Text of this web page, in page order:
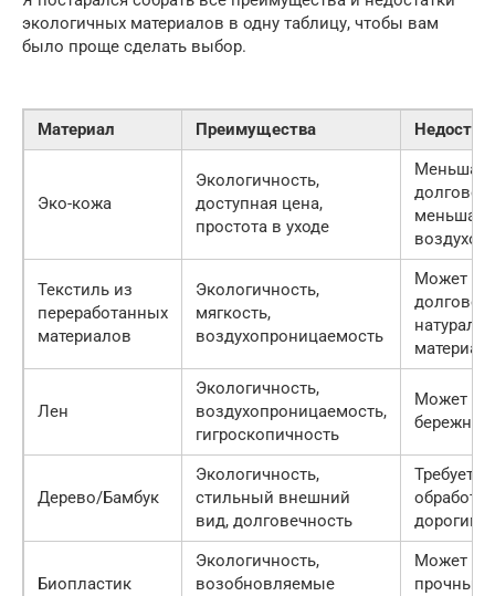
экологичных материалов в одну таблицу, чтобы вам
было проще сделать выбор.
Материал Преимущества
Эко-кожа
Экологичность,
доступная цена,
простота в уходе
Меньшая
меньшая
Текстиль из
переработанных
материалов
Экологичность,
мягкость,
воздухопроницаемость
Может
Лен
Экологичность,
воздухопроницаемость,
гигроскопичность
Может
Дерево/Бамбук
Экологичность,
стильный внешний
вид, долговечность
Требует
дорогим
Биопластик
Экологичность,
возобновляемые
Может
прочным,